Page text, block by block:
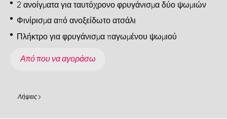
2 ανοίγματα για ταυτόχρονο φρυγάνισμα δύο ψωμιών
Φινίρισμα από ανοξείδωτο ατσάλι
Πλήκτρο για φρυγάνισμα παγωμένου ψωμιού
Από που να αγοράσω
Λήψεις